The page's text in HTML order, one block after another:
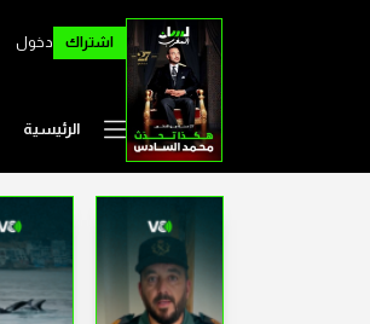
اشتراك دخول
الرئيسية